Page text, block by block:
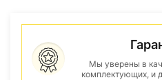
Мы уверены в
комплектующих, и